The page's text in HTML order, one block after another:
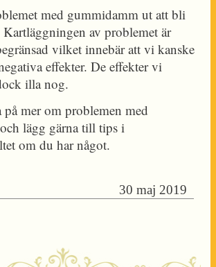
med gummidamm ut att bli
av problemet är
vilket innebär att vi kanske
effekter. De effekter vi
illa nog.
på mer om problemen med
lägg gärna till tips i
om du har något.
30 maj 2019